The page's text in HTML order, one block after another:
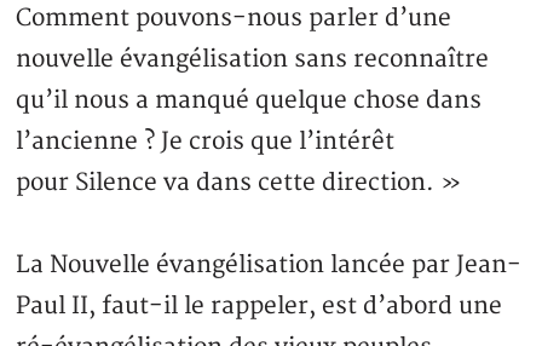
Comment pouvons-nous parler d’une
nouvelle évangélisation sans reconnaître
qu’il nous a manqué quelque chose dans
l’ancienne ? Je crois que l’intérêt
pour Silence va dans cette direction. »
La Nouvelle évangélisation lancée par Jean-
Paul II, faut-il le rappeler, est d’abord une